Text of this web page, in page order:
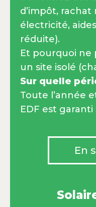
d’impôt,
électricité,
réduite).
Et pourquoi ne
un site isolé
Sur quelle
Toute l’année
EDF est garanti
En